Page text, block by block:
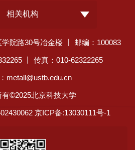
相关机构
院路30号冶金楼 丨 邮编：100083
丨 传真：010-62322265
metall@ustb.edu.cn
有©2025北京科技大学
京ICP备:13030111号-1